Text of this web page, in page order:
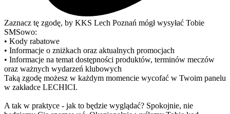
Zaznacz tę zgodę, by KKS Lech Poznań mógł wysyłać Tobie
SMSowo:
• Kody rabatowe
• Informacje o zniżkach oraz aktualnych promocjach
• Informacje na temat dostępności produktów, terminów meczów
oraz ważnych wydarzeń klubowych
Taką zgodę możesz w każdym momencie wycofać w Twoim panelu
w zakładce LECHICI.
A tak w praktyce - jak to będzie wyglądać? Spokojnie, nie